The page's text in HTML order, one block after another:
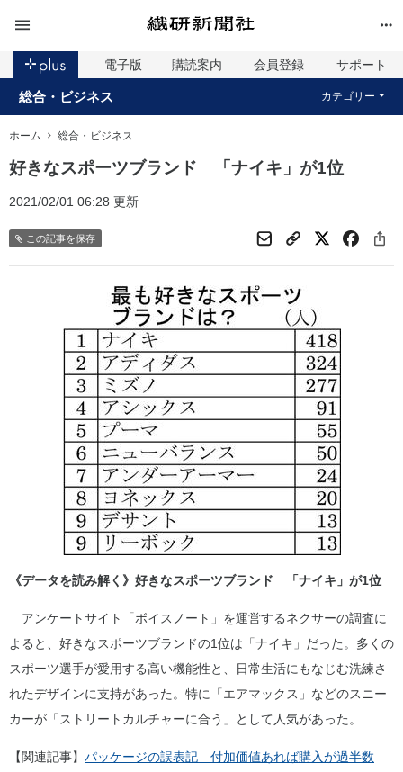
電子版 購読案内 会員登録 サポート
総合・ビジネス カテゴリー
ホーム 総合・ビジネス
好きなスポーツブランド 「ナイキ」が1位
2021/02/01 06:28 更新
この記事を保存
《データを読み解く》好きなスポーツブランド 「ナイキ」が1位
アンケートサイト「ボイスノート」を運営するネクサーの調査に
よると、好きなスポーツブランドの1位は「ナイキ」だった。多くの
スポーツ選手が愛用する高い機能性と、日常生活にもなじむ洗練さ
れたデザインに支持があった。特に「エアマックス」などのスニー
カーが「ストリートカルチャーに合う」として人気があった。
【関連記事】 パッケージの誤表記 付加価値あれば購入が過半数